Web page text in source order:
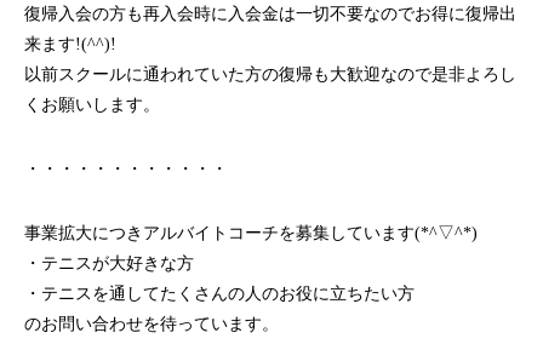
復帰入会の方も再入会時に入会金は一切不要なのでお得に復帰出
来ます!(^^)!
以前スクールに通われていた方の復帰も大歓迎なので是非よろし
くお願いします。
・・・・・・・・・・・・
事業拡大につきアルバイトコーチを募集しています(*^▽^*)
・テニスが大好きな方
・テニスを通してたくさんの人のお役に立ちたい方
のお問い合わせを待っています。